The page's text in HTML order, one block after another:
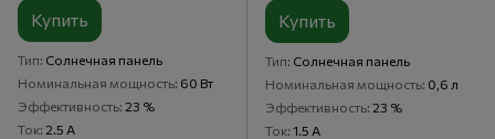
Купить
Тип Солнечная панель
Номинальная мощность 60 Вт
Эффективность 23 %
Ток 2.5 А
Купить
Тип Солнечная панель
Номинальная мощность 0,6 л
Эффективность 23 %
Ток 1.5 А